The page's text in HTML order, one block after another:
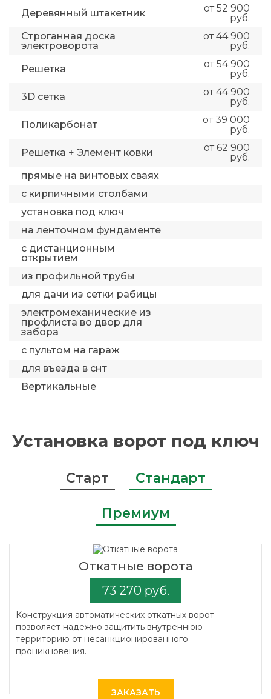
Деревянный штакетник
от 52 900
руб.
Строганная доска
электроворота
от 44 900
руб.
Решетка
от 54 900
руб.
3D сетка
от 44 900
руб.
Поликарбонат
от 39 000
руб.
Решетка + Элемент ковки
от 62 900
руб.
прямые на винтовых сваях
с кирпичными столбами
установка под ключ
на ленточном фундаменте
с дистанционным
открытием
из профильной трубы
для дачи из сетки рабицы
электромеханические из
профлиста во двор для
забора
с пультом на гараж
для въезда в снт
Вертикальные
Установка ворот под ключ
Старт Стандарт
Премиум
Откатные ворота
73 270 руб.
Конструкция автоматических откатных ворот
позволяет надежно защитить внутреннюю
территорию от несанкционированного
проникновения.
ЗАКАЗАТЬ